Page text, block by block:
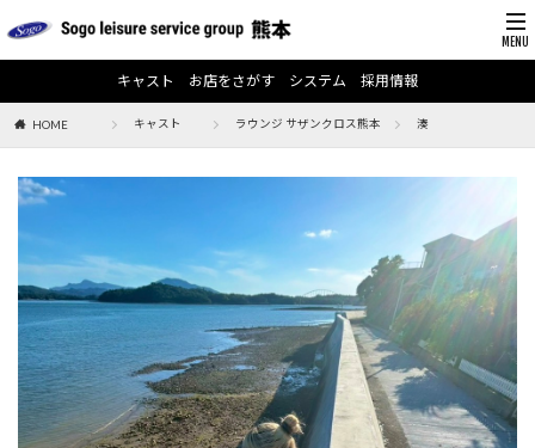
キャスト お店をさがす システム 採用情報
HOME キャスト ラウンジ サザンクロス熊本 湊